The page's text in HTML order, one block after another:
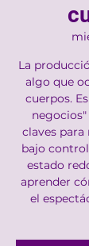
La
algo que
cuerpos.
claves
bajo
estado
aprender
el